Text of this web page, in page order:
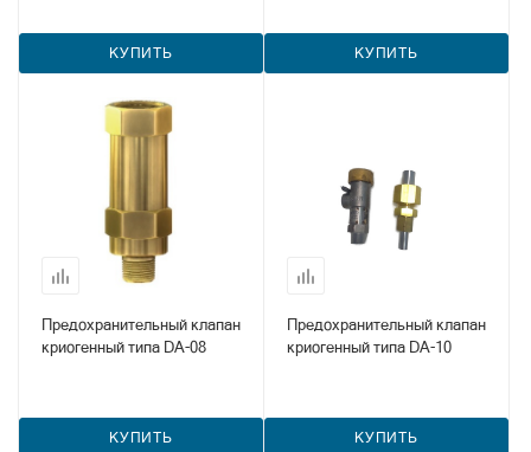
SS8022
КУПИТЬ КУПИТЬ
Предохранительный клапан
криогенный типа DA-08
КУПИТЬ
Предохранительный клапан
криогенный типа DA-10
КУПИТЬ